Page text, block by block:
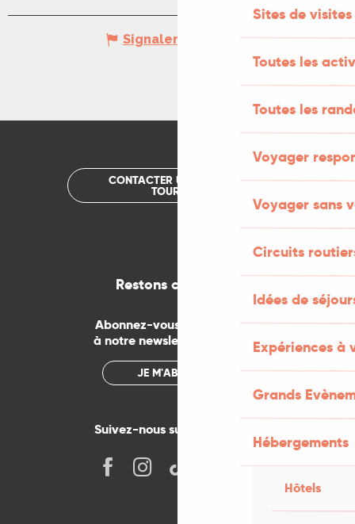
Sites de visites
Toutes les
Toutes les
Voyager
Voyager sans
Circuits
Idées de
Expériences à
Grands
Hébergements
Hôtels
Signaler une erreur
CONTACTER UN OFFICE DE
TOURISME
Restons connectés
Abonnez-vous gratuitement
à notre newsletter mensuelle
JE M'ABONNE
Suivez-nous sur les réseaux !